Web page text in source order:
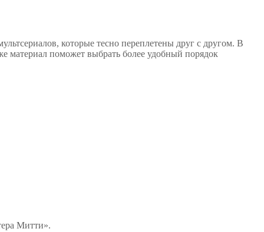
которые тесно переплетены друг с другом. В
материал поможет выбрать более удобный порядок
Митти».